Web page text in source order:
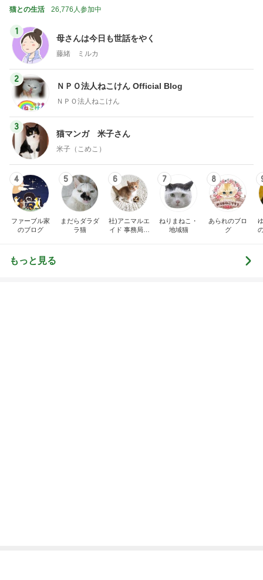
猫との生活 26,776人参加中
1
母さんは今日も世話をやく
藤緒 ミルカ
2
ＮＰＯ法人ねこけん Official Blog
ＮＰＯ法人ねこけん
3
猫マンガ 米子さん
米子（こめこ）
4
ファーブル家
のブログ
5
ラ猫
6
イド 事務局＆
みんなの日記
7
地域猫
8
グ
もっと見る